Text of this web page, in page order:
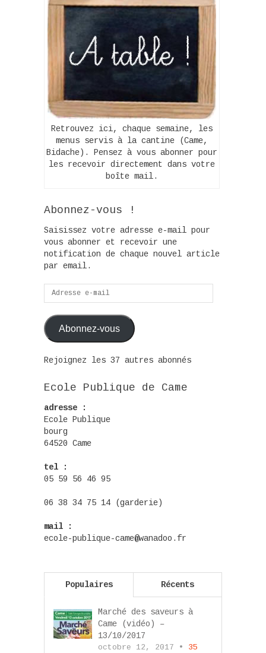
Retrouvez ici, chaque semaine, les
menus servis à la cantine (Came,
Bidache). Pensez à vous abonner pour
les recevoir directement dans votre
boîte mail.
Abonnez-vous !
Saisissez votre adresse e-mail pour
vous abonner et recevoir une
notification de chaque nouvel article
par email.
Adresse
e-
mail
Abonnez-vous
Rejoignez les 37 autres abonnés
Ecole Publique de Came
adresse :
Ecole Publique
bourg
64520 Came
tel :
05 59 56 46 95
06 38 34 75 14 (garderie)
mail :
ecole-publique-came@wanadoo.fr
Populaires Récents
Marché des saveurs à
Came (vidéo) –
13/10/2017
octobre 12, 2017 • 35